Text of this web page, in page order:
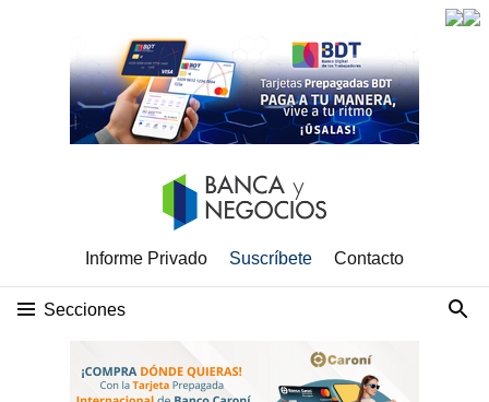
Informe Privado Suscríbete Contacto
Secciones